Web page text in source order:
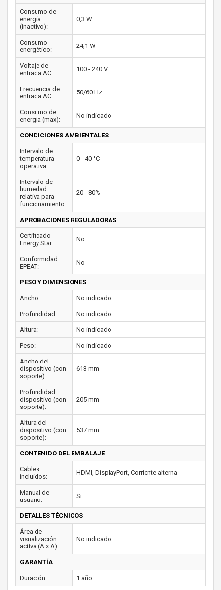
Consumo de
energía
(inactivo):
0,3 W
Consumo
energético:
24,1 W
Voltaje de
entrada AC:
100 - 240 V
Frecuencia de
entrada AC:
50/60 Hz
Consumo de
energía (max):
No indicado
CONDICIONES AMBIENTALES
Intervalo de
temperatura
operativa:
0 - 40 °C
Intervalo de
humedad
relativa para
funcionamiento:
20 - 80%
APROBACIONES REGULADORAS
Certificado
Energy Star:
No
Conformidad
EPEAT:
No
PESO Y DIMENSIONES
Ancho: No indicado
Profundidad: No indicado
Altura: No indicado
Peso: No indicado
Ancho del
dispositivo (con
soporte):
613 mm
Profundidad
dispositivo (con
soporte):
205 mm
Altura del
dispositivo (con
soporte):
537 mm
CONTENIDO DEL EMBALAJE
Cables
incluidos:
HDMI, DisplayPort, Corriente alterna
Manual de
usuario:
Si
DETALLES TÉCNICOS
Área de
visualización
activa (A x A):
No indicado
GARANTÍA
Duración: 1 año